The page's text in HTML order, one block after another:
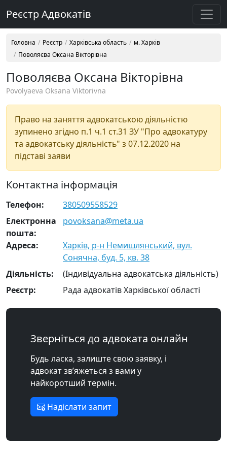
Реєстр Адвокатів
Головна Реєстр Харківська область
м. Харків
Поволяєва Оксана Вікторівна
Поволяєва Оксана Вікторівна
Povolyaeva Oksana Viktorivna
Право на заняття адвокатською діяльністю
зупинено згідно п.1 ч.1 ст.31 ЗУ "Про адвокатуру
та адвокатську діяльність" з 07.12.2020 на
підставі заяви
Контактна інформація
Телефон:
380509558529
Електронна
пошта:
povoksana@meta.ua
Адреса:
Харків, р-н Немишлянський, вул.
Сонячна, буд. 5, кв. 38
Діяльність:
(Індивідуальна адвокатська діяльність)
Реєстр:
Рада адвокатів Харківської області
Зверніться до адвоката онлайн
Будь ласка, залиште свою заявку, і
адвокат зв’яжеться з вами у
найкоротший термін.
Надіслати запит